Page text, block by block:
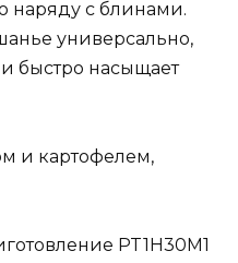
наряду с блинами.
универсально,
быстро насыщает
PT1H30M1